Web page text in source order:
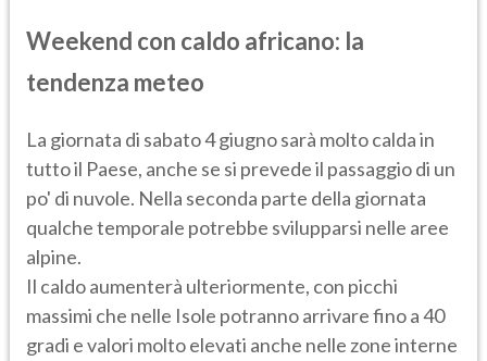
Weekend con caldo africano: la
tendenza meteo
La giornata di sabato 4 giugno sarà molto calda in
tutto il Paese, anche se si prevede il passaggio di un
po' di nuvole. Nella seconda parte della giornata
qualche temporale potrebbe svilupparsi nelle aree
alpine.
Il caldo aumenterà ulteriormente, con picchi
massimi che nelle Isole potranno arrivare fino a 40
gradi e valori molto elevati anche nelle zone interne